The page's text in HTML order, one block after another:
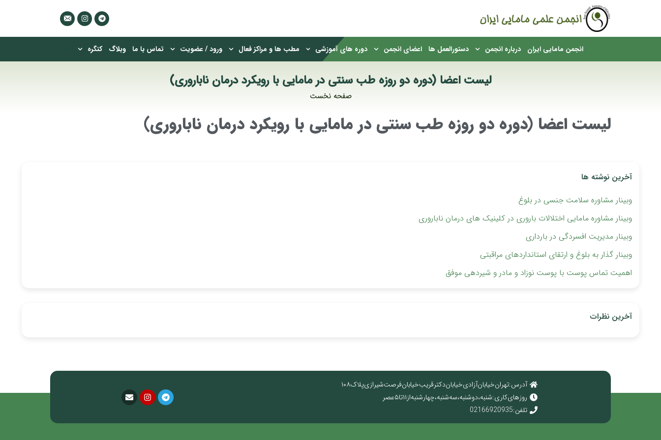
انجمن مامایی ایران درباره انجمن دستورالعمل ها اعضای انجمن دوره های آموزشی مطب ها و مراکز فعال ورود / عضویت تماس با ما وبلاگ کنگره
لیست اعضا (دوره دو روزه طب سنتی در مامایی با رویکرد درمان ناباروری)
صفحه نخست
لیست اعضا (دوره دو روزه طب سنتی در مامایی با رویکرد درمان ناباروری)
آخرین نوشته ها
وبینار مشاوره سلامت جنسی در بلوغ
وبینار مشاوره مامایی اختلالات باروری ‏در کلینیک های درمان ناباروری
وبینار مدیریت افسردگی در بارداری
وبینار گذار به بلوغ و ارتقای استانداردهای مراقبتی
اهمیت تماس پوست با پوست نوزاد و مادر و شیردهی موفق
آخرین نظرات
آدرس : تهران خیابان آزادی خیابان دکتر قریب خیابان فرصت شیرازی پلاک ۱۰۸
روز های کاری : شنبه ، دوشنبه ، سه شنبه ، چهارشنبه از ۱۱ تا ۵ عصر
تلفن : 02166920935